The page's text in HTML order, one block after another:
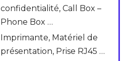
confidentialité, Call Box –
Phone Box …
Imprimante, Matériel de
présentation, Prise RJ45 …